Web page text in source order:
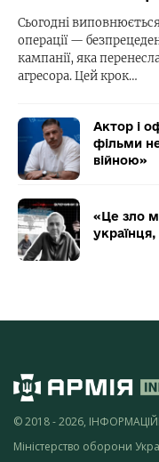
Сьогодні
операції —
кампанії, яка
агресора. Цей крок…
Актор і
фільми
війною»
«Це зло
© 2018 - 2026,
Міністерство оборони